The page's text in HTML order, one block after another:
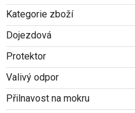
Kategorie zboží
Dojezdová
Protektor
Valivý odpor
Přilnavost na mokru